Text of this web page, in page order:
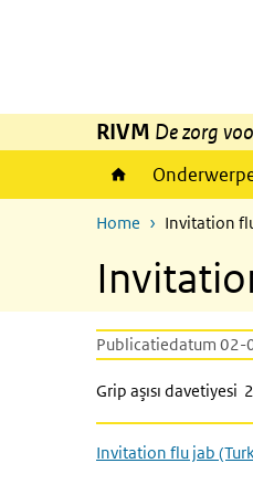
RIVM De zorg
Home Invitation
Publicatiedatum
Grip aşısı davetiyesi
Invitation flu jab